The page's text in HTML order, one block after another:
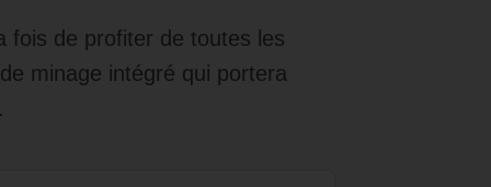
fois de profiter de toutes les
minage intégré qui portera